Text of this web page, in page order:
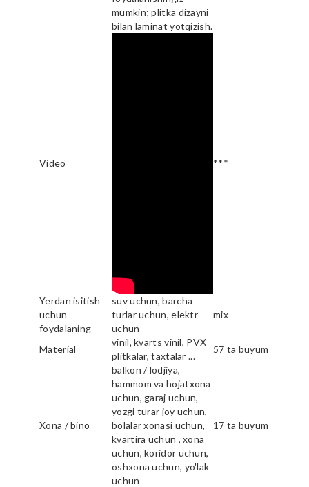
mumkin; plitka dizayni
bilan laminat yotqizish.
Video ***
Yerdan isitish
uchun
foydalaning
suv uchun, barcha
turlar uchun, elektr
uchun
mix
Material
vinil, kvarts vinil, PVX
plitkalar, taxtalar ...
57 ta buyum
Xona / bino
balkon / lodjiya,
hammom va hojatxona
uchun, garaj uchun,
yozgi turar joy uchun,
bolalar xonasi uchun,
kvartira uchun , xona
uchun, koridor uchun,
oshxona uchun, yo'lak
uchun
17 ta buyum